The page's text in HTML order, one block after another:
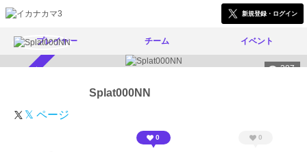
新規登録・ログイン
プレイヤー チーム イベント
387
Splat000NN
𝕏 ページ
0 0